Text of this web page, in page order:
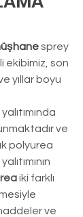
sprey
ekibimiz, son
yıllar boyu
ve
polyurea
iki farklı
ve